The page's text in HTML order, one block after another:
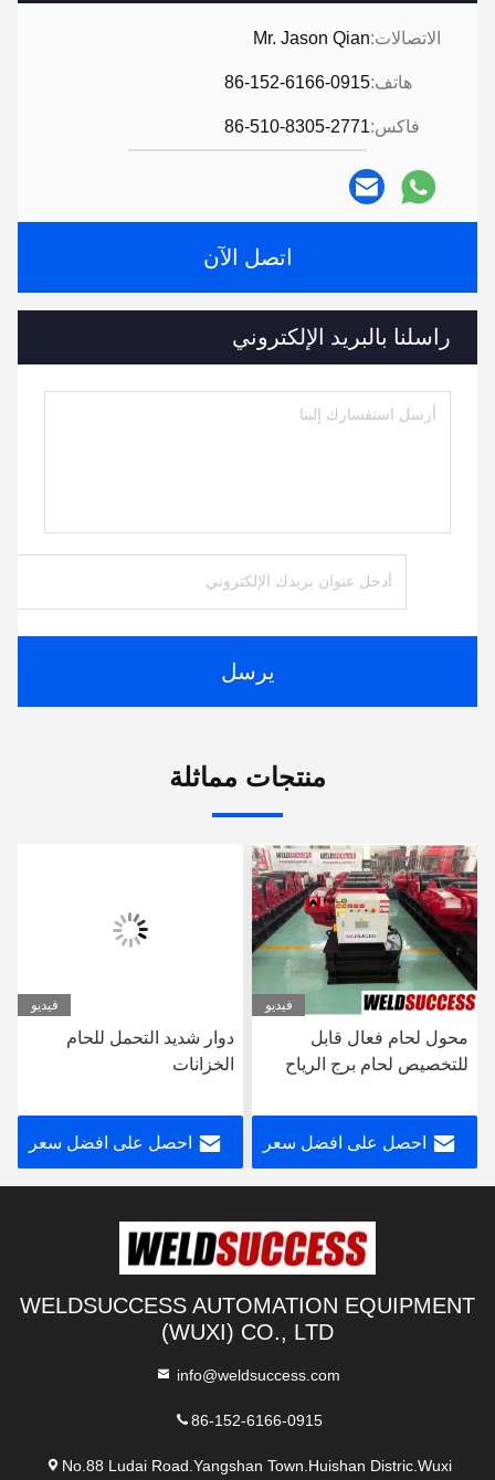
الاتصالات:Mr. Jason Qian
هاتف:86-152-6166-0915
فاكس:86-510-8305-2771
اتصل الآن
راسلنا بالبريد الإلكتروني
يرسل
منتجات مماثلة
فيديو
محول لحام فعال قابل
للتخصيص لحام برج الرياح
احصل على افضل سعر
فيديو
دوار شديد التحمل للحام
الخزانات
احصل على افضل سعر
WELDSUCCESS AUTOMATION EQUIPMENT
(WUXI) CO., LTD
info@weldsuccess.com
86-152-6166-0915
No.88 Ludai Road.Yangshan Town.Huishan Distric.Wuxi